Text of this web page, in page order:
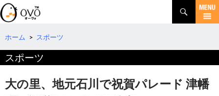
検
索
コ
テ
へ
動
ホーム > スポーツ
スポーツ
大の里、地元石川で祝賀パレード 津幡